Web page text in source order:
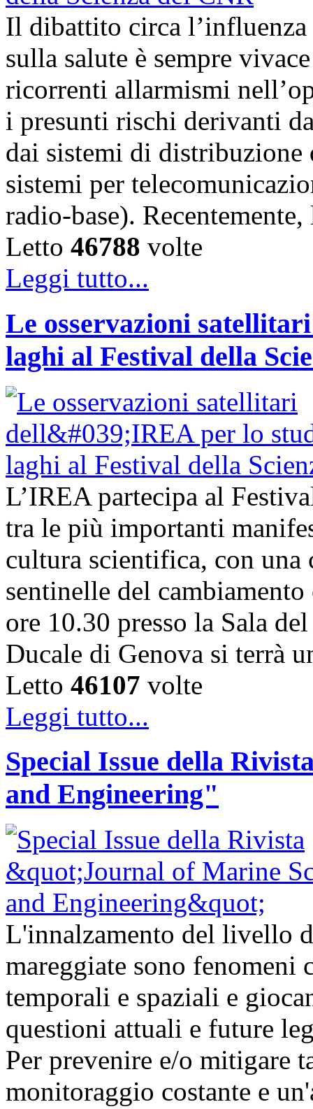
Il dibattito circa
sulla salute è sempre
ricorrenti allarmismi
i presunti rischi derivanti
dai sistemi di distribuzione
sistemi per
radio-base).
Letto 46788 volte
Leggi tutto...
Le osservazioni
laghi al Festival della
L’IREA partecipa al
tra le più importanti
cultura scientifica, con
sentinelle del
ore 10.30 presso la Sala
Ducale di Genova si terrà
Letto 46107 volte
Leggi tutto...
Special Issue della
and Engineering"
L'innalzamento del livello
mareggiate sono fenomeni
temporali e spaziali e
questioni attuali e future
Per prevenire e/o mitigare
monitoraggio costante e